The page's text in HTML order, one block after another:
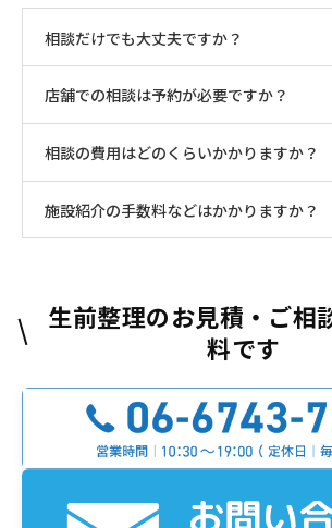
相談だけでも大丈夫ですか？
店舗での相談は予約が必要ですか？
相談の費用はどのくらいかかりますか？
施設紹介の手数料などはかかりますか？
生前整理のお見積・ご相
料です